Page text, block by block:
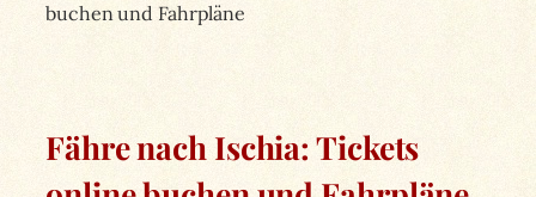
buchen und Fahrpläne
Fähre nach Ischia: Tickets